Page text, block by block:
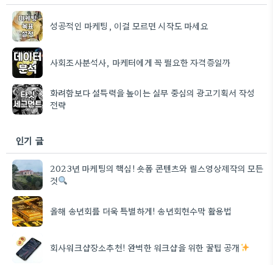
성공적인 마케팅, 이걸 모르면 시작도 마세요
사회조사분석사, 마케터에게 꼭 필요한 자격증일까
화려함보다 설득력을 높이는 실무 중심의 광고기획서 작성
전략
인기 글
2023년 마케팅의 핵심! 숏폼 콘텐츠와 릴스영상제작의 모든
것
올해 송년회를 더욱 특별하게! 송년회현수막 활용법
회사워크샵장소추천! 완벽한 워크샵을 위한 꿀팁 공개